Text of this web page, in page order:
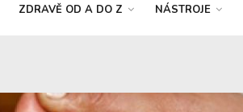
ZDRAVĚ OD A DO Z NÁSTROJE